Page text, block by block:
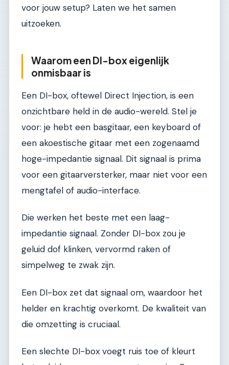
voor jouw setup? Laten we het samen
uitzoeken.
Waarom een DI-box eigenlijk
onmisbaar is
Een DI-box, oftewel Direct Injection, is een
onzichtbare held in de audio-wereld. Stel je
voor: je hebt een basgitaar, een keyboard of
een akoestische gitaar met een zogenaamd
hoge-impedantie signaal. Dit signaal is prima
voor een gitaarversterker, maar niet voor een
mengtafel of audio-interface.
Die werken het beste met een laag-
impedantie signaal. Zonder DI-box zou je
geluid dof klinken, vervormd raken of
simpelweg te zwak zijn.
Een DI-box zet dat signaal om, waardoor het
helder en krachtig overkomt. De kwaliteit van
die omzetting is cruciaal.
Een slechte DI-box voegt ruis toe of kleurt